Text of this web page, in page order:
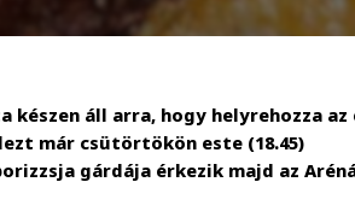
készen áll arra, hogy helyrehozza
már csütörtökön este (18.45)
gárdája érkezik majd az